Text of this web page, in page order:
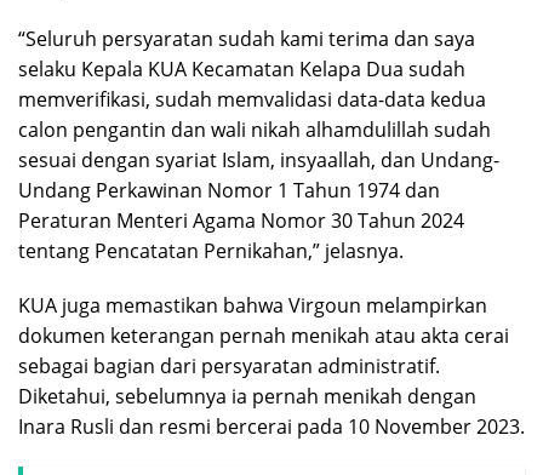
“Seluruh persyaratan sudah kami terima dan saya
selaku Kepala KUA Kecamatan Kelapa Dua sudah
memverifikasi, sudah memvalidasi data-data kedua
calon pengantin dan wali nikah alhamdulillah sudah
sesuai dengan syariat Islam, insyaallah, dan Undang-
Undang Perkawinan Nomor 1 Tahun 1974 dan
Peraturan Menteri Agama Nomor 30 Tahun 2024
tentang Pencatatan Pernikahan,” jelasnya.
KUA juga memastikan bahwa Virgoun melampirkan
dokumen keterangan pernah menikah atau akta cerai
sebagai bagian dari persyaratan administratif.
Diketahui, sebelumnya ia pernah menikah dengan
Inara Rusli dan resmi bercerai pada 10 November 2023.